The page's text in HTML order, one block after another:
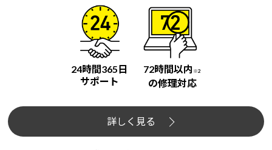
24時間365日
サポート
72時間以内 ※2
の修理対応
詳しく見る